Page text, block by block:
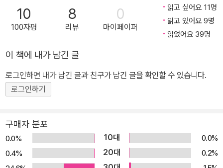
이 영어책을 읽으며 수준을 높이고 중·고등 시기의 내신과 수능까지
대비하는 기본기를 탄탄히 다질 수 있게 될 것이다. 알파벳을 시작으
로 <해리포터>를 읽는 수준까지 단계별로 완성하는 영어 독서 독립
육을 시작한다. 하지만 내 아이의 최적기를 알고 진행한다면 6개월씩
걸리는 파닉스도 일주일이면 뗄 수 있고, 수많은 추천도서를 모두 시
도할 필요 없이 내 아이의 취향과 속도에 맞는 단 한 권의 책으로도 영
록 영어 독서의 전체 과정을 총 4개의 단계로 구분해 설명한다. 1단계
는 아이가 처음으로 영어라는 언어를 접할 수 있도록 본격 노출하는
‘준비 단계’로, 영어 그림책 읽어주기, 영어 영상 노출하기, 파닉스·사
10
100자평
8
리뷰
0
마이페이퍼
읽고 싶어요 11명
읽고 있어요 9명
읽었어요 39명
이 책에 내가 남긴 글
로그인하면 내가 남긴 글과 친구가 남긴 글을 확인할 수 있습니다.
로그인하기
구매자 분포
0.0% 10대
0.0%
0.4%
20대
0.2%